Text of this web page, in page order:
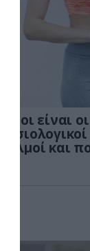
Ποιοι είναι οι
παλμοί και